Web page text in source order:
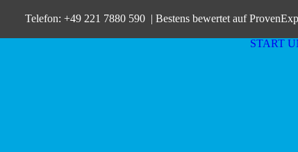
Telefon: +49 221 7880 590 | Bestens bewertet auf
START